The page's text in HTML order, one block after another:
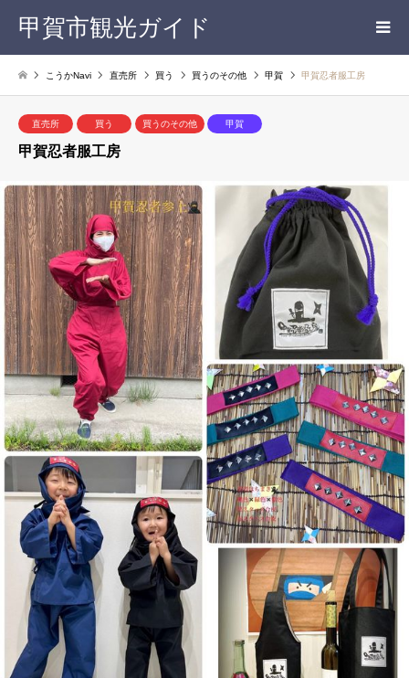
甲賀市観光ガイド
こうかNavi 直売所 買う 買うのその他 甲賀 甲賀忍者服工房
直売所 買う 買うのその他 甲賀
甲賀忍者服工房